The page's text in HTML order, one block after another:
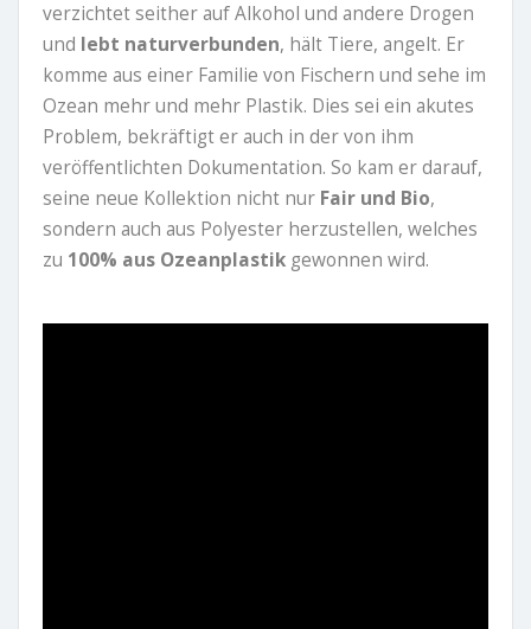
verzichtet seither auf Alkohol und andere Drogen
und lebt naturverbunden, hält Tiere, angelt. Er
komme aus einer Familie von Fischern und sehe im
Ozean mehr und mehr Plastik. Dies sei ein akutes
Problem, bekräftigt er auch in der von ihm
veröffentlichten Dokumentation. So kam er darauf,
seine neue Kollektion nicht nur Fair und Bio,
sondern auch aus Polyester herzustellen, welches
zu 100% aus Ozeanplastik gewonnen wird.